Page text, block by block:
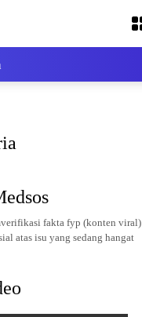
fakta fyp (konten viral)
atas isu yang sedang hangat